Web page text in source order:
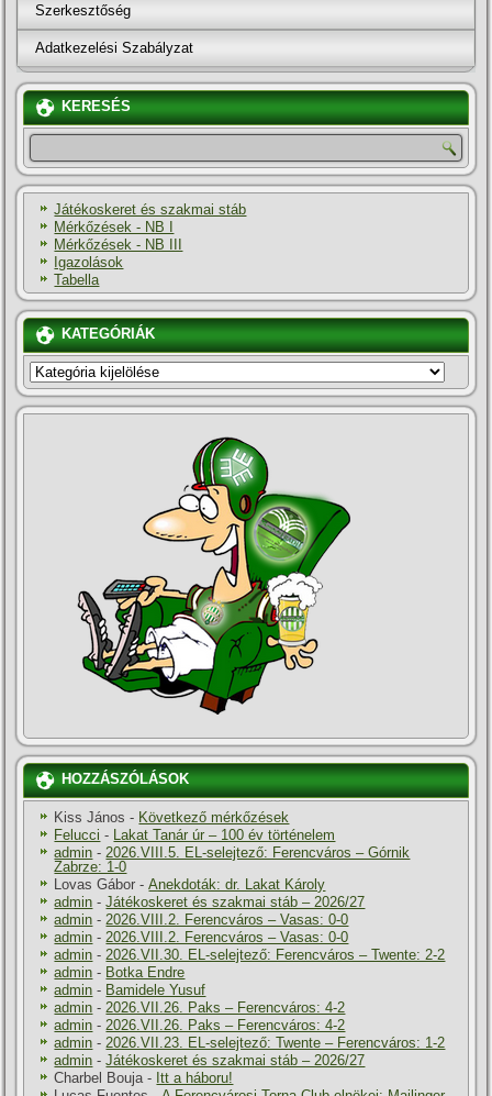
Szerkesztőség
Adatkezelési Szabályzat
KERESÉS
Játékoskeret és szakmai stáb
Mérkőzések - NB I
Mérkőzések - NB III
Igazolások
Tabella
KATEGÓRIÁK
KATEGÓRIÁK
HOZZÁSZÓLÁSOK
Kiss János - Következő mérkőzések
Felucci - Lakat Tanár úr – 100 év történelem
admin - 2026.VIII.5. EL-selejtező: Ferencváros – Górnik
Zabrze: 1-0
Lovas Gábor -Anekdoták: dr. Lakat Károly
admin -Játékoskeret és szakmai stáb – 2026/27
admin - 2026.VIII.2. Ferencváros – Vasas: 0-0
admin - 2026.VIII.2. Ferencváros – Vasas: 0-0
admin - 2026.VII.30. EL-selejtező: Ferencváros – Twente: 2-2
admin - Botka Endre
admin - Bamidele Yusuf
admin - 2026.VII.26. Paks – Ferencváros: 4-2
admin - 2026.VII.26. Paks – Ferencváros: 4-2
admin - 2026.VII.23. EL-selejtező: Twente – Ferencváros: 1-2
admin -Játékoskeret és szakmai stáb – 2026/27
Charbel Bouja - Itt a háboru!